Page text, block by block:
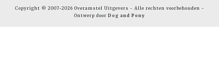
Copyright © 2007-2026 Overamstel Uitgevers - Alle rechten voorbehouden -
Ontwerp door Dog and Pony